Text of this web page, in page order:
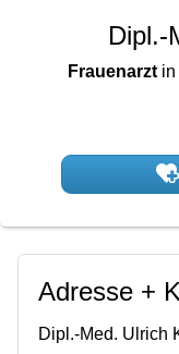
Dipl.-
Frauenarzt in
Adresse +
Dipl.-Med. Ulrich